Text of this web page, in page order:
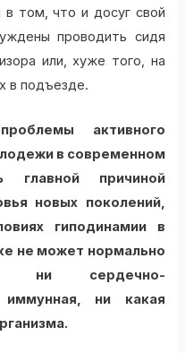
в том, что и досуг свой
проводить сидя
или, хуже того, на
в подъезде.
активного
в современном
главной причиной
новых поколений,
гиподинамии в
не может нормально
ни сердечно-
иммунная, ни какая